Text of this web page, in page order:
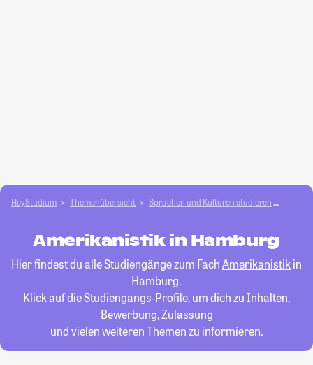
HeyStudium Themenübersicht Sprachen und Kulturen studieren
Amerikanistik in Hamburg
Hier findest du alle Studiengänge zum FachAmerikanistikin
Hamburg.
Klick auf die Studiengangs-Profile, um dich zu Inhalten,
Bewerbung, Zulassung
und vielen weiteren Themen zu informieren.